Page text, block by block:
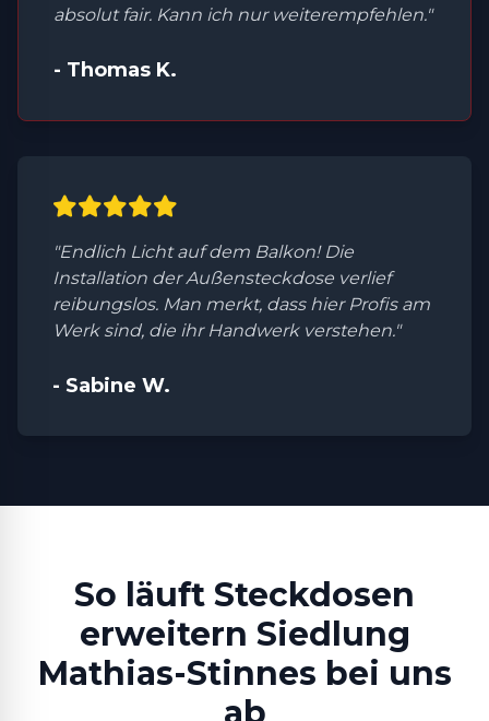
absolut fair. Kann ich nur weiterempfehlen."
- Thomas K.
"Endlich Licht auf dem Balkon! Die
Installation der Außensteckdose verlief
reibungslos. Man merkt, dass hier Profis am
Werk sind, die ihr Handwerk verstehen."
- Sabine W.
So läuft Steckdosen
erweitern Siedlung
Mathias-Stinnes bei uns
ab